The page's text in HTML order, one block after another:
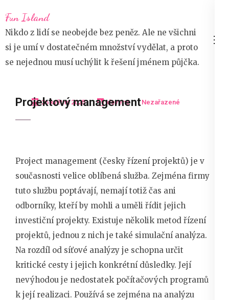
na
obsah
(stiskněte
Enter)
Fun Island
Nikdo z lidí se neobejde bez peněz. Ale ne všichni
si je umí v dostatečném množství vydělat, a proto
se nejednou musí uchýlit k řešení jménem půjčka.
26 května 2025 devene Nezařazené
Projektový management
Project management (česky řízení projektů) je v
současnosti velice oblíbená služba. Zejména firmy
tuto službu poptávají, nemají totiž čas ani
odborníky, kteří by mohli a uměli řídit jejich
investiční projekty. Existuje několik metod řízení
projektů, jednou z nich je také simulační analýza.
Na rozdíl od síťové analýzy je schopna určit
kritické cesty i jejich konkrétní důsledky. Její
nevýhodou je nedostatek počítačových programů
k její realizaci. Používá se zejména na analýzu